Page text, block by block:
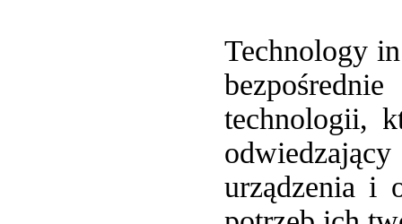
Technology
technologii,
urządzenia i